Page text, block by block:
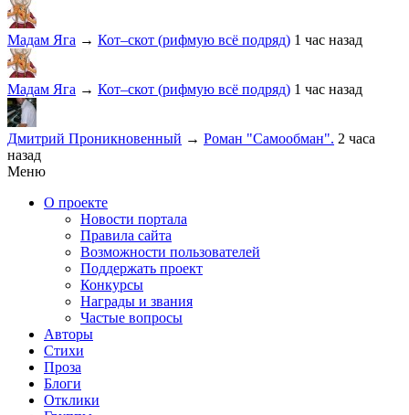
Мадам Яга → Кот–скот (рифмую всё подряд) 1 час назад
Мадам Яга → Кот–скот (рифмую всё подряд) 1 час назад
Дмитрий Проникновенный → Роман "Самообман". 2 часа
назад
Меню
О проекте
Новости портала
Правила сайта
Возможности пользователей
Поддержать проект
Конкурсы
Награды и звания
Частые вопросы
Авторы
Стихи
Проза
Блоги
Отклики